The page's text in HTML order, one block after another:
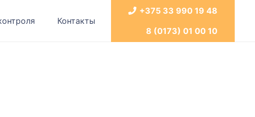
Контакты
+375 33 990 19 48
8 (0173) 01 00 10